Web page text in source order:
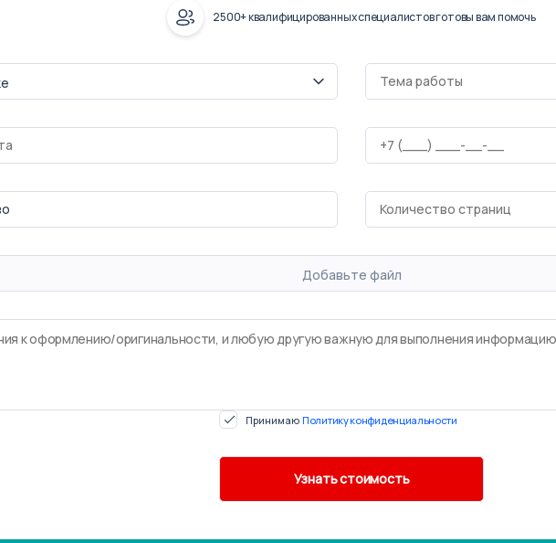
2500+ квалифицированных специалистов готовы вам помочь
Добавьте файл
Принимаю Политику конфиденциальности